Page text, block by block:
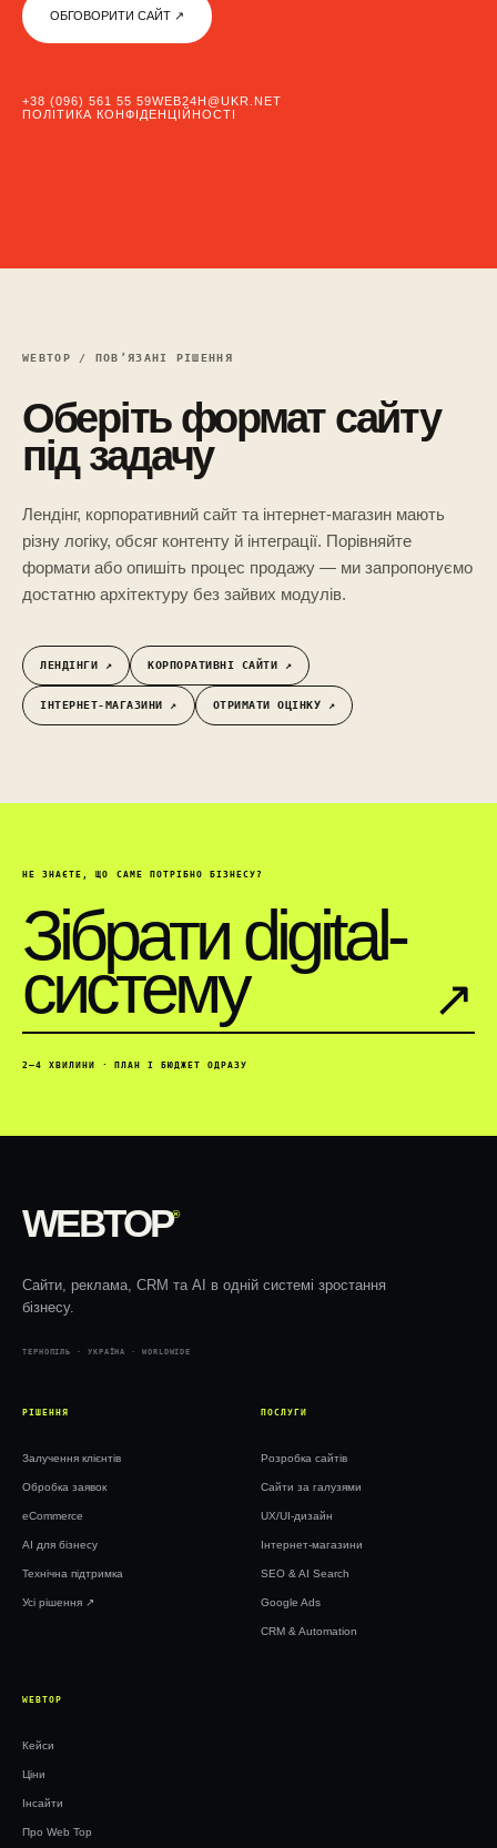
ОБГОВОРИТИ САЙТ ↗︎
+38 (096) 561 55 59WEB24H@UKR.NET
ПОЛІТИКА КОНФІДЕНЦІЙНОСТІ
WEBTOP / ПОВ’ЯЗАНІ РІШЕННЯ
Оберіть формат сайту
під задачу
Лендінг, корпоративний сайт та інтернет-магазин мають
різну логіку, обсяг контенту й інтеграції. Порівняйте
формати або опишіть процес продажу — ми запропонуємо
достатню архітектуру без зайвих модулів.
ЛЕНДІНГИ ↗︎ КОРПОРАТИВНІ САЙТИ ↗︎
ІНТЕРНЕТ-МАГАЗИНИ ↗︎ ОТРИМАТИ ОЦІНКУ ↗︎
НЕ ЗНАЄТЕ, ЩО САМЕ ПОТРІБНО БІЗНЕСУ?
Зібрати digital-
систему ↗︎
2–4 ХВИЛИНИ · ПЛАН І БЮДЖЕТ ОДРАЗУ
WEBTOP®
Сайти, реклама, CRM та AI в одній системі зростання
бізнесу.
ТЕРНОПІЛЬ · УКРАЇНА · WORLDWIDE
РІШЕННЯ
Залучення клієнтів
Обробка заявок
eCommerce
AI для бізнесу
Технічна підтримка
Усі рішення ↗︎
ПОСЛУГИ
Розробка сайтів
Сайти за галузями
UX/UI-дизайн
Інтернет-магазини
SEO & AI Search
Google Ads
CRM & Automation
WEBTOP
Кейси
Ціни
Інсайти
Про Web Top